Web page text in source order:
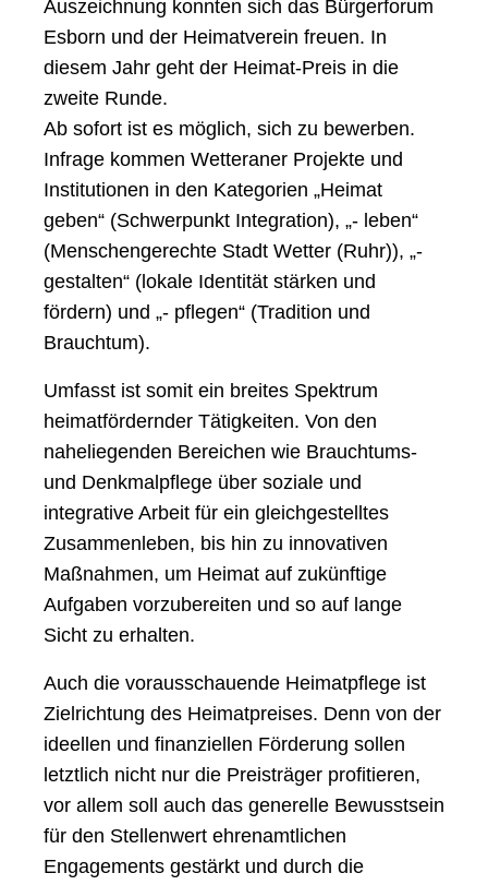
Auszeichnung konnten sich das Bürgerforum
Esborn und der Heimatverein freuen. In
diesem Jahr geht der Heimat-Preis in die
zweite Runde.
Ab sofort ist es möglich, sich zu bewerben.
Infrage kommen Wetteraner Projekte und
Institutionen in den Kategorien „Heimat
geben“ (Schwerpunkt Integration), „- leben“
(Menschengerechte Stadt Wetter (Ruhr)), „-
gestalten“ (lokale Identität stärken und
fördern) und „- pflegen“ (Tradition und
Brauchtum).
Umfasst ist somit ein breites Spektrum
heimatfördernder Tätigkeiten. Von den
naheliegenden Bereichen wie Brauchtums-
und Denkmalpflege über soziale und
integrative Arbeit für ein gleichgestelltes
Zusammenleben, bis hin zu innovativen
Maßnahmen, um Heimat auf zukünftige
Aufgaben vorzubereiten und so auf lange
Sicht zu erhalten.
Auch die vorausschauende Heimatpflege ist
Zielrichtung des Heimatpreises. Denn von der
ideellen und finanziellen Förderung sollen
letztlich nicht nur die Preisträger profitieren,
vor allem soll auch das generelle Bewusstsein
für den Stellenwert ehrenamtlichen
Engagements gestärkt und durch die